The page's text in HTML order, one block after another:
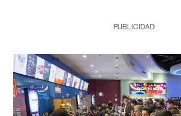
PUBLICIDAD